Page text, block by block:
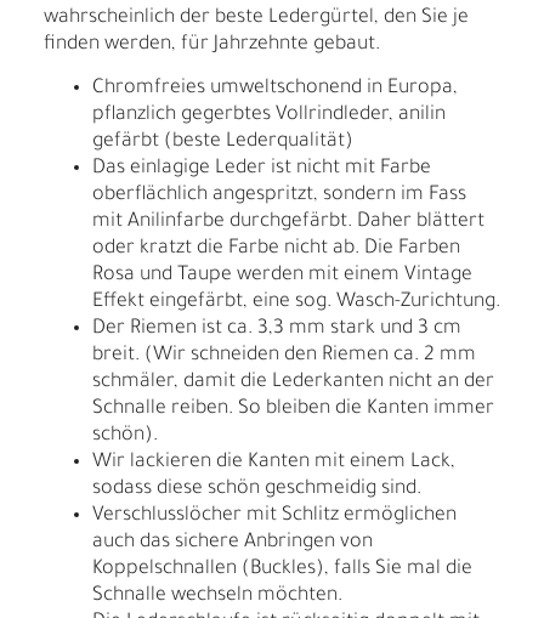
wahrscheinlich der beste Ledergürtel, den Sie je
finden werden, für Jahrzehnte gebaut.
Chromfreies umweltschonend in Europa,
pflanzlich gegerbtes Vollrindleder, anilin
gefärbt (beste Lederqualität)
Das einlagige Leder ist nicht mit Farbe
oberflächlich angespritzt, sondern im Fass
mit Anilinfarbe durchgefärbt. Daher blättert
oder kratzt die Farbe nicht ab. Die Farben
Rosa und Taupe werden mit einem Vintage
Effekt eingefärbt, eine sog. Wasch-Zurichtung.
Der Riemen ist ca. 3,3 mm stark und 3 cm
breit. (Wir schneiden den Riemen ca. 2 mm
schmäler, damit die Lederkanten nicht an der
Schnalle reiben. So bleiben die Kanten immer
schön).
Wir lackieren die Kanten mit einem Lack,
sodass diese schön geschmeidig sind.
Verschlusslöcher mit Schlitz ermöglichen
auch das sichere Anbringen von
Koppelschnallen (Buckles), falls Sie mal die
Schnalle wechseln möchten.